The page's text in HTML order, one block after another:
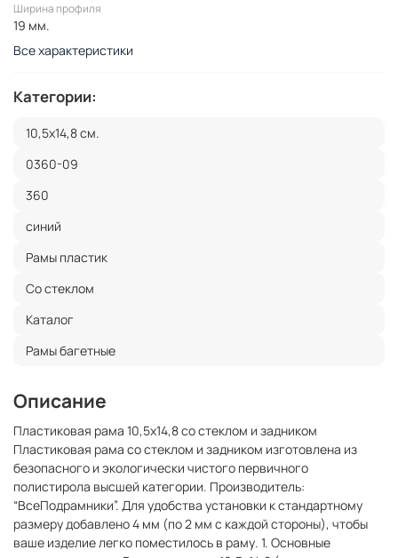
Ширина профиля
19 мм.
Все характеристики
Категории:
10,5x14,8 см.
0360-09
360
синий
Рамы пластик
Со стеклом
Каталог
Рамы багетные
Описание
Пластиковая рама 10,5x14,8 со стеклом и задником
Пластиковая рама со стеклом и задником изготовлена из
безопасного и экологически чистого первичного
полистирола высшей категории. Производитель:
“ВсеПодрамники”. Для удобства установки к стандартному
размеру добавлено 4 мм (по 2 мм с каждой стороны), чтобы
ваше изделие легко поместилось в раму. 1. Основные